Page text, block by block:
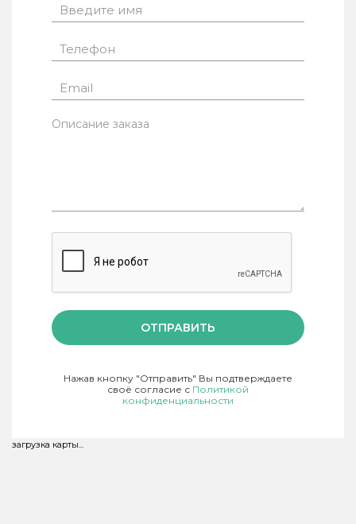
ОТПРАВИТЬ
Нажав кнопку "Отправить" Вы подтверждаете
своё согласие с Политикой
конфиденциальности
загрузка карты...